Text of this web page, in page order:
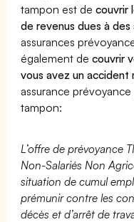
tampon est decouvrir
de revenus dues à
assurances
également decouvrir
vous avez un accident
assurance
tampon:
L’offre de prévoyance
Non-Salariés Non
situation de cumul
prémunir contre les
décès et d’arrêt de